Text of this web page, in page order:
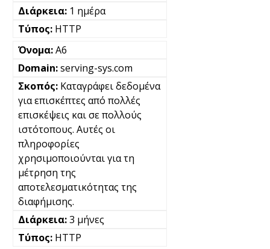
1 ημέρα
HTTP
A6
serving-sys.com
Καταγράφει δεδομένα
για επισκέπτες από πολλές
επισκέψεις και σε πολλούς
ιστότοπους. Αυτές οι
πληροφορίες
χρησιμοποιούνται για τη
μέτρηση της
αποτελεσματικότητας της
διαφήμισης.
3 μήνες
HTTP